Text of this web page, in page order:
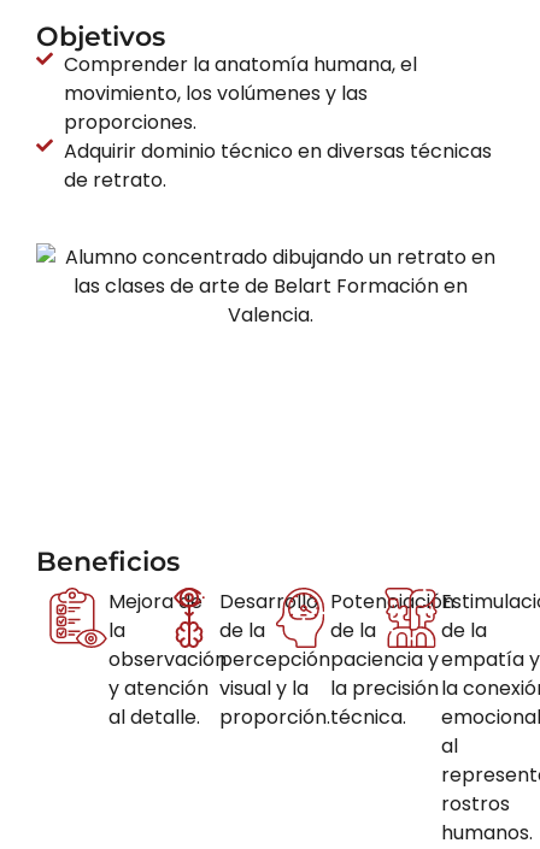
Objetivos
Comprender la anatomía humana, el
movimiento, los volúmenes y las
proporciones.
Adquirir dominio técnico en diversas técnicas
de retrato.
Beneficios
Mejora de
la
observación
y atención
al detalle.
Desarrollo
de la
percepción
visual y la
proporción.
Potenciación
de la
paciencia y
la precisión
técnica.
de la
empatía y
la
emocional
al
rostros
humanos.